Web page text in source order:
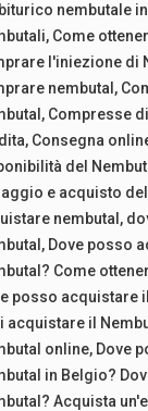
nembutale
, Come
l'iniezione di
nembutal ,
, Compresse
, Consegna
del
e acquisto del
nembutal ,
, Dove posso
Come
posso acquistare
acquistare il
online, Dove
in Belgio?
Acquista